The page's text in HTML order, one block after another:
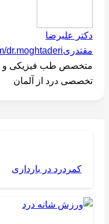
دکتر علیرضا
مقتدریdr.moghtaderi
متخصص طب فیزیکی و
تخصصی درد از آلمان
کمردرد در بارداری